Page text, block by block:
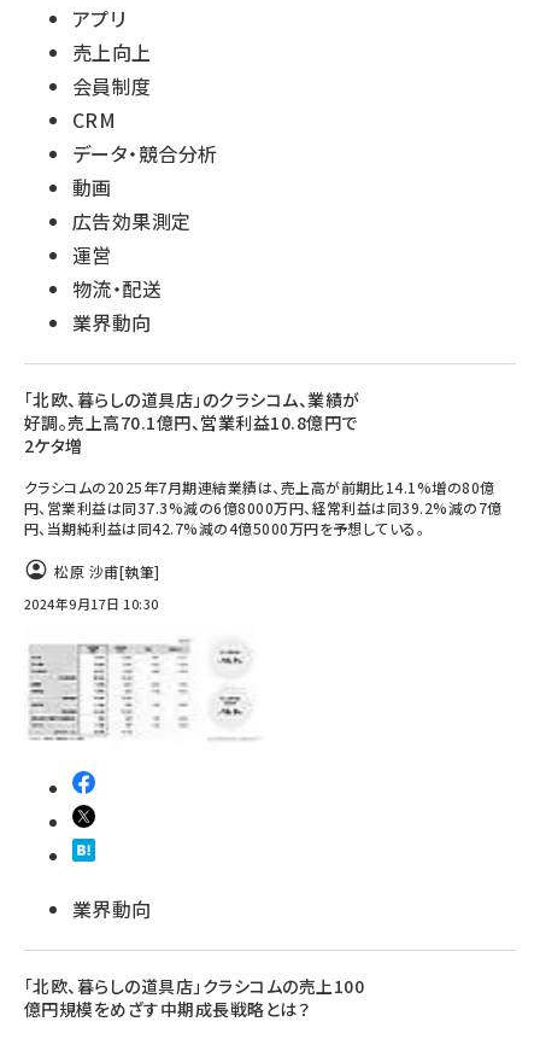
アプリ
売上向上
会員制度
CRM
データ・競合分析
動画
広告効果測定
運営
物流・配送
業界動向
「北欧、暮らしの道具店」のクラシコム、業績が
好調。売上高70.1億円、営業利益10.8億円で
2ケタ増
クラシコムの2025年7月期連結業績は、売上高が前期比14.1%増の80億
円、営業利益は同37.3%減の6億8000万円、経常利益は同39.2%減の7億
円、当期純利益は同42.7%減の4億5000万円を予想している。
松原 沙甫[執筆]
2024年9月17日 10:30
業界動向
「北欧、暮らしの道具店」クラシコムの売上100
億円規模をめざす中期成長戦略とは？